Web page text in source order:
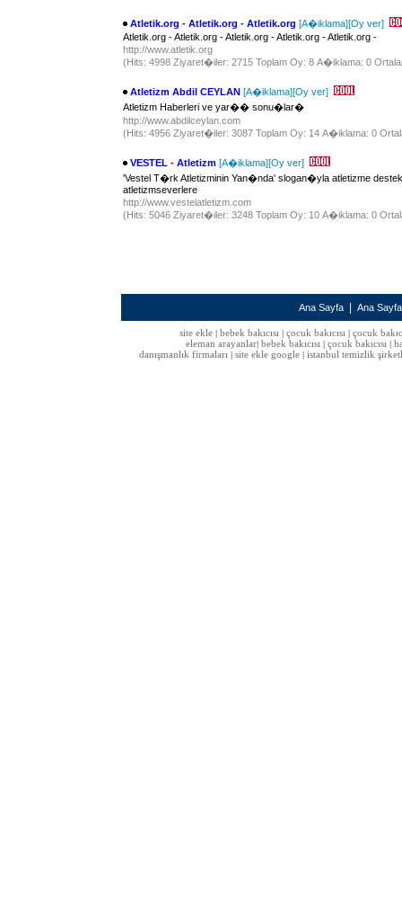
Atletik.org - Atletik.org - Atletik.org [A�iklama][Oy ver]
Atletik.org - Atletik.org - Atletik.org - Atletik.org - Atletik.org -
http://www.atletik.org
(Hits: 4998 Ziyaret�iler: 2715 Toplam Oy: 8 A�iklama: 0
Atletizm Abdil CEYLAN [A�iklama][Oy ver]
Atletizm Haberleri ve yar�� sonu�lar�
http://www.abdilceylan.com
(Hits: 4956 Ziyaret�iler: 3087 Toplam Oy: 14 A�iklama: 0
VESTEL - Atletizm [A�iklama][Oy ver]
'Vestel T�rk Atletizminin Yan�nda' slogan�yla atletizme
atletizmseverlere
http://www.vestelatletizm.com
(Hits: 5046 Ziyaret�iler: 3248 Toplam Oy: 10 A�iklama: 0
Ana Sayfa Ana
site ekle| bebek bakıcısı| çocuk bakıcısı| çocuk
eleman arayanlar bebek bakıcısı çocuk bakıcısı
danışmanlık firmaları
site ekle google istanbul temizlik